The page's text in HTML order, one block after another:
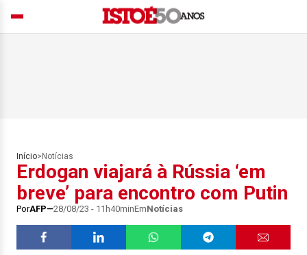
Início> Notícias
Erdogan viajará à Rússia ‘em
breve’ para encontro com Putin
PorAFP 28/08/23 - 11h40minEmNotícias